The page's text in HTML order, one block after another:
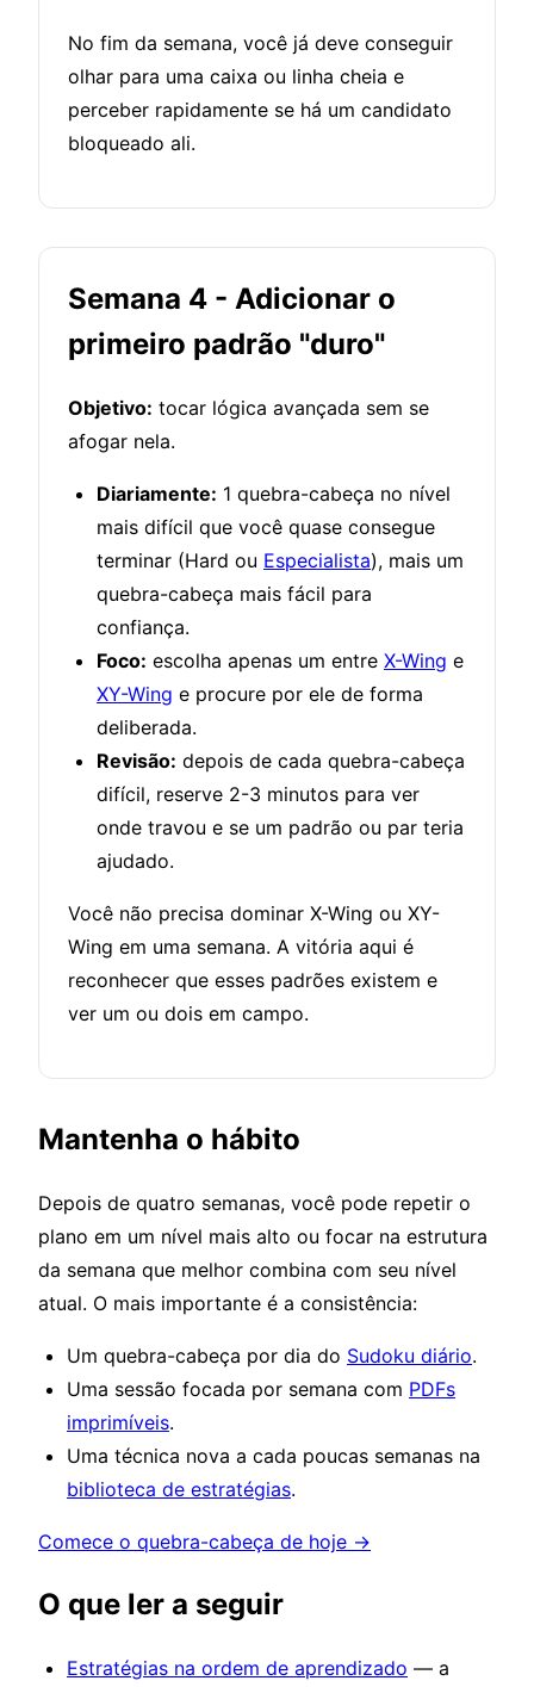
No fim da semana, você já deve conseguir
olhar para uma caixa ou linha cheia e
perceber rapidamente se há um candidato
bloqueado ali.
Semana 4 - Adicionar o
primeiro padrão "duro"
Objetivo: tocar lógica avançada sem se
afogar nela.
Diariamente: 1 quebra-cabeça no nível
mais difícil que você quase consegue
terminar (Hard ou Especialista), mais um
quebra-cabeça mais fácil para
confiança.
Foco: escolha apenas um entre X-Wing e
XY-Wing e procure por ele de forma
deliberada.
Revisão: depois de cada quebra-cabeça
difícil, reserve 2-3 minutos para ver
onde travou e se um padrão ou par teria
ajudado.
Você não precisa dominar X-Wing ou XY-
Wing em uma semana. A vitória aqui é
reconhecer que esses padrões existem e
ver um ou dois em campo.
Mantenha o hábito
Depois de quatro semanas, você pode repetir o
plano em um nível mais alto ou focar na estrutura
da semana que melhor combina com seu nível
atual. O mais importante é a consistência:
Um quebra-cabeça por dia do Sudoku diário.
Uma sessão focada por semana com PDFs
imprimíveis.
Uma técnica nova a cada poucas semanas na
biblioteca de estratégias.
Comece o quebra-cabeça de hoje →
O que ler a seguir
Estratégias na ordem de aprendizado — a